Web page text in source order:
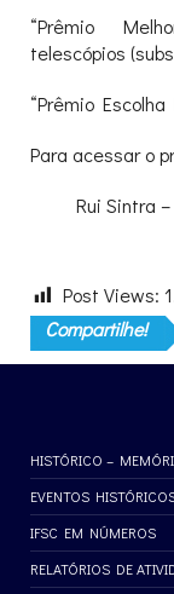
“Prêmio
telescópios
“Prêmio
Para acessar o
Rui Sintra
Post Views:
Compartilhe!
HISTÓRICO –
EVENTOS
IFSC EM NÚMEROS
RELATÓRIOS DE